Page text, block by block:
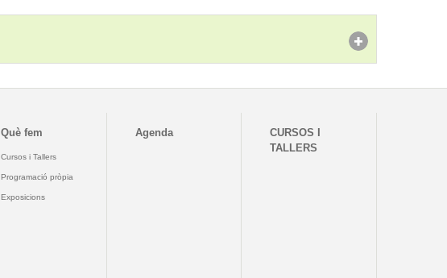
Què fem
Cursos i Tallers
Programació pròpia
Exposicions
Agenda
CURSOS I
TALLERS